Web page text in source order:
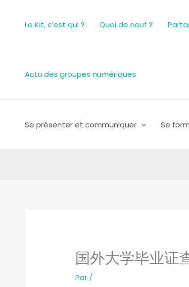
Le Kit, c’est qui ? Quoi de neuf ?
Actu des groupes numériques
Se présenter et communiquer Se
国外大学毕业证
Par /